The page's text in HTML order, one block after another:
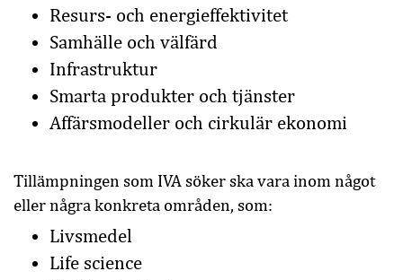
Resurs- och energieffektivitet
Samhälle och välfärd
Infrastruktur
Smarta produkter och tjänster
Affärsmodeller och cirkulär ekonomi
Tillämpningen som IVA söker ska vara inom något
eller några konkreta områden, som:
Livsmedel
Life science